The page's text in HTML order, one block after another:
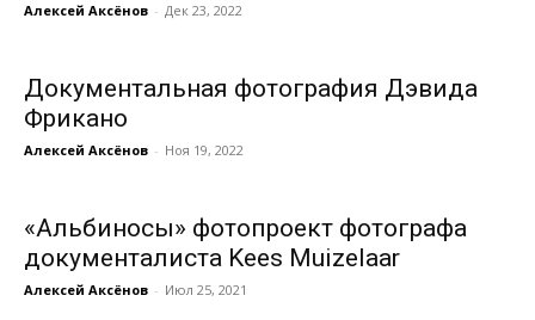
Алексей Аксёнов - Дек 23, 2022
Документальная фотография Дэвида
Фрикано
Алексей Аксёнов - Ноя 19, 2022
«Альбиносы» фотопроект фотографа
документалиста Kees Muizelaar
Алексей Аксёнов - Июл 25, 2021